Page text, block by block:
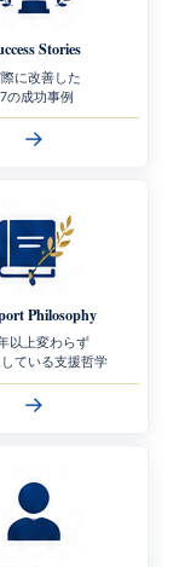
Stories
に改善した
の成功事例
→
Philosophy
以上変わらず
ている支援哲学
→